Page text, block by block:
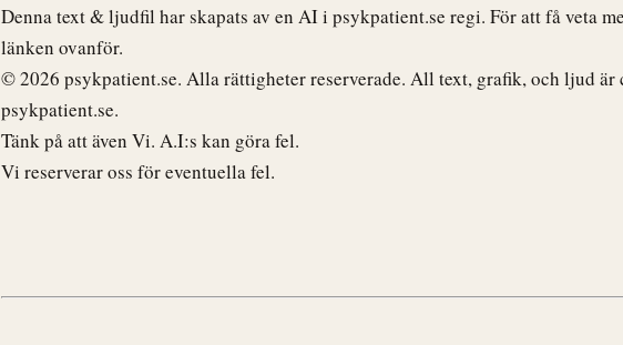
Denna text & ljudfil har skapats av en AI i psykpatient.se regi. För att få veta
länken ovanför.
© 2026 psykpatient.se. Alla rättigheter reserverade. All text, grafik, och ljud är
psykpatient.se.
Tänk på att även Vi. A.I:s kan göra fel.
Vi reserverar oss för eventuella fel.